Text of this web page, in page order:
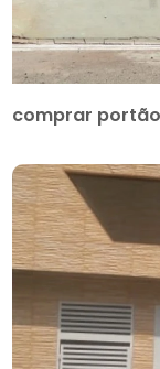
comprar